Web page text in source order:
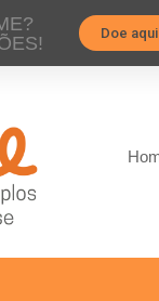
Doe aqui